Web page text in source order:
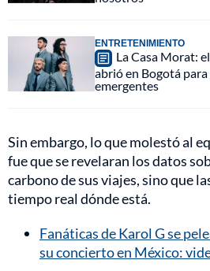
ENTRETENIMIENTO
La Casa Morat:
abrió en Bogotá
emergentes
Sin embargo, lo que molestó al
fue que se revelaran los datos
carbono de sus viajes, sino que
tiempo real dónde está.
Fanáticas de Karol G se
su concierto en México: